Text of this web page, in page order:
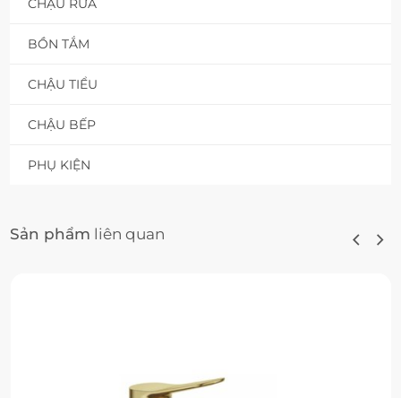
CHẬU RỬA
BỒN TẮM
CHẬU TIỂU
CHẬU BẾP
PHỤ KIỆN
Sản phẩm liên quan